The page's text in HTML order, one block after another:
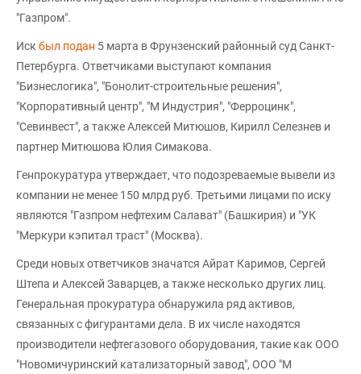
"Газпром".
Иск был подан 5 марта в Фрунзенский районный суд Санкт-
Петербурга. Ответчиками выступают компания
"Бизнеслогика", "Бонолит-строительные решения",
"Корпоративный центр", "М Индустрия", "Ферроцинк",
"Севинвест", а также Алексей Митюшов, Кирилл Селезнев и
партнер Митюшова Юлия Симакова.
Генпрокуратура утверждает, что подозреваемые вывели из
компании не менее 150 млрд руб. Третьими лицами по иску
являются "Газпром нефтехим Салават" (Башкирия) и "УК
"Меркури кэпитал траст" (Москва).
Среди новых ответчиков значатся Айрат Каримов, Сергей
Штепа и Алексей Заварцев, а также несколько других лиц.
Генеральная прокуратура обнаружила ряд активов,
связанных с фигурантами дела. В их числе находятся
производители нефтегазового оборудования, такие как ООО
"Новомичуринский катализаторный завод", ООО "М